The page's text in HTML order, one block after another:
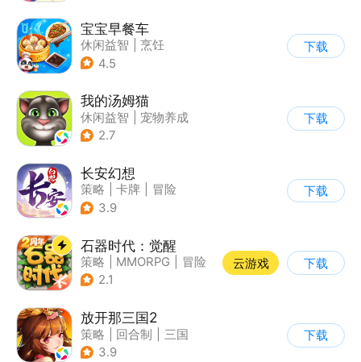
宝宝早餐车
休闲益智
烹饪
| 宝宝巴士
4.5
下载
我的汤姆猫
休闲益智
宠物养成
| 汤姆猫
2.7
下载
长安幻想
策略 卡牌
冒险
| 宠物
3.9
下载
石器时代：觉醒
策略 MMORPG
冒险
| 自由交易
2.1
云游戏 下载
放开那三国2
策略 回合制
三国
| Q版
3.9
下载